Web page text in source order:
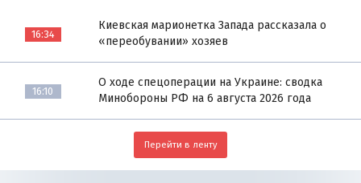
16:34
Киевская марионетка Запада рассказала о
«переобувании» хозяев
16:10
О ходе спецоперации на Украине: сводка
Минобороны РФ на 6 августа 2026 года
Перейти в ленту